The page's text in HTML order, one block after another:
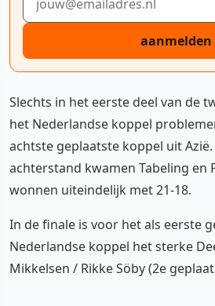
aanmelden
Slechts in het eerste deel van de
het Nederlandse koppel
achtste geplaatste koppel uit Azië.
achterstand kwamen Tabeling en
wonnen uiteindelijk met 21-18.
In de finale is voor het als eerste
Nederlandse koppel het sterke
Mikkelsen / Rikke Söby (2e